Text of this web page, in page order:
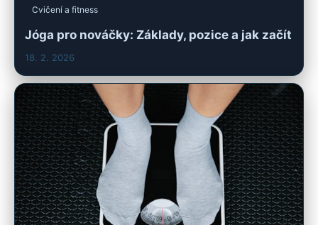
Cvičení a fitness
Jóga pro nováčky: Základy, pozice a jak začít
18. 2. 2026